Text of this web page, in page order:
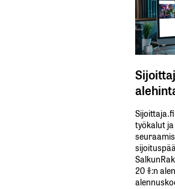
työkalut
20 %:n